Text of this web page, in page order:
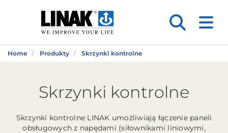
Home Produkty Skrzynki kontrolne
Skrzynki kontrolne
Skrzynki kontrolne LINAK umożliwiają łączenie paneli
obsługowych z napędami (siłownikami liniowymi,